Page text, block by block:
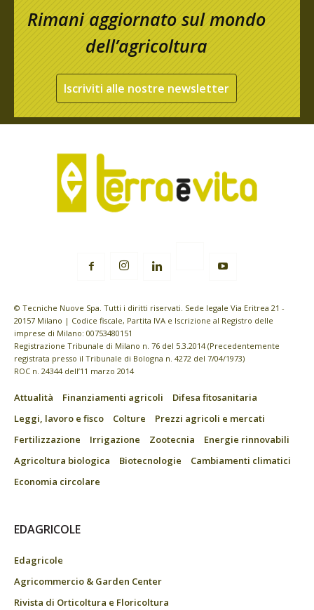
Rimani aggiornato sul mondo
dell’agricoltura
Iscriviti alle nostre newsletter
© Tecniche Nuove Spa. Tutti i diritti riservati. Sede legale Via Eritrea 21 -
20157 Milano | Codice fiscale, Partita IVA e Iscrizione al Registro delle
imprese di Milano: 00753480151
Registrazione Tribunale di Milano n. 76 del 5.3.2014 (Precedentemente
registrata presso il Tribunale di Bologna n. 4272 del 7/04/1973)
ROC n. 24344 dell’11 marzo 2014
Attualità Finanziamenti agricoli
Difesa fitosanitaria
Leggi, lavoro e fisco
Colture
Prezzi agricoli e mercati
Fertilizzazione
Irrigazione Zootecnia
Energie rinnovabili
Agricoltura biologica
Biotecnologie
Cambiamenti climatici
Economia circolare
EDAGRICOLE
Edagricole
Agricommercio & Garden Center
Rivista di Orticoltura e Floricoltura